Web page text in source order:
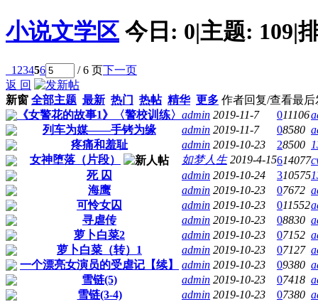
小说文学区 今日: 0|主题: 109|
1 23456 / 6 页下一页
返 回
新窗 全部主题 最新 热门 热帖 精华 更多 作者回复/查看最后
《女警花的故事1》〈警校训练〉 admin 2019-11-7 011106
列车为媒——手铐为缘
admin 2019-11-7 08580
疼痛和羞耻
admin 2019-10-23 28500
女神堕落（片段）
如梦人生 2019-4-15614077
死 囚
admin 2019-10-24 310575
海鹰
admin 2019-10-23 07672
可怜女囚
admin 2019-10-23 011552
寻虐传
admin 2019-10-23 08830
萝卜白菜2
admin 2019-10-23 07152
萝卜白菜（转）1
admin 2019-10-23 07127
一个漂亮女演员的受虐记【续】
admin 2019-10-23 09380
雪链(5)
admin 2019-10-23 07418
雪链(3-4)
admin 2019-10-23 07380